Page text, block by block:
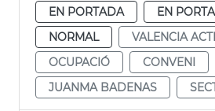
EN PORTADA
EN
NORMAL
VALENCIA
OCUPACIÓ
CONVENI
JUANMA BADENAS